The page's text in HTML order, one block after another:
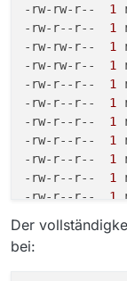
:
:
1.8
Programmpfad
. Verzeichnis
.
.
.
-rw-rw-r-- 1
-rw-r--r-- 1
-rw-rw-r-- 1
-rw-rw-r-- 1
-rw-r--r-- 1
-rw-r--r-- 1
-rw-r--r-- 1
-rw-r--r-- 1
-rw-r--r-- 1
-rw-r--r-- 1
-rw-r--r-- 1
-rw-r--r-- 1
-rw-r--r--
Der
bei: